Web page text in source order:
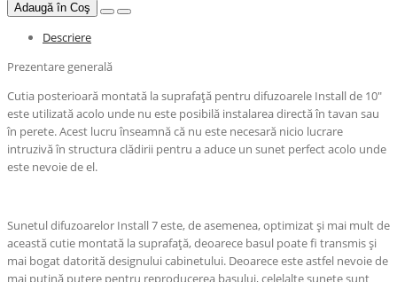
Adaugă în Coş
Descriere
Prezentare generală
Cutia posterioară montată la suprafață pentru difuzoarele Install de 10"
este utilizată acolo unde nu este posibilă instalarea directă în tavan sau
în perete. Acest lucru înseamnă că nu este necesară nicio lucrare
intruzivă în structura clădirii pentru a aduce un sunet perfect acolo unde
este nevoie de el.
Sunetul difuzoarelor Install 7 este, de asemenea, optimizat și mai mult de
această cutie montată la suprafață, deoarece basul poate fi transmis și
mai bogat datorită designului cabinetului. Deoarece este astfel nevoie de
mai puțină putere pentru reproducerea basului, celelalte sunete sunt